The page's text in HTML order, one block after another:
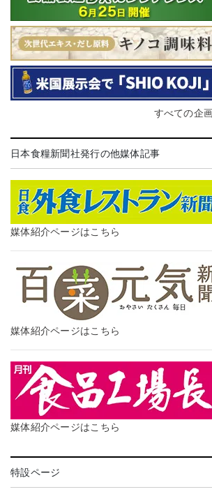
すべての企
日本食糧新聞社発行の他媒体記事
媒体紹介ページはこちら
媒体紹介ページはこちら
媒体紹介ページはこちら
特設ページ